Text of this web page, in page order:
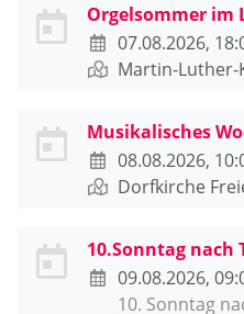
Orgelsommer im
07.08.2026,
Martin-Luther-
Musikalisches
08.08.2026,
Dorfkirche
10.Sonntag
09.08.2026,
10. Sonntag